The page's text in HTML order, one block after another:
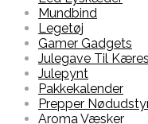
Mundbind
Legetøj
Gamer Gadgets
Julegave Til
Julepynt
Pakkekalender
Prepper
Aroma Væsker